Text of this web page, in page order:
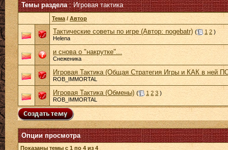
Темы раздела: Игровая тактика
Тема / Автор
Тактические советы по игре (Автор: nogebatr) ( 1 2 )
Helena
и снова о "накрутке"...
Снеженика
Игровая Тактика (Общая Стратегия Игры и КАК в ней
ROB_IMMORTAL
Игровая Тактика (Обмены) ( 1 2 3 )
ROB_IMMORTAL
Опции просмотра
Показаны темы с 1 по 4 из 4